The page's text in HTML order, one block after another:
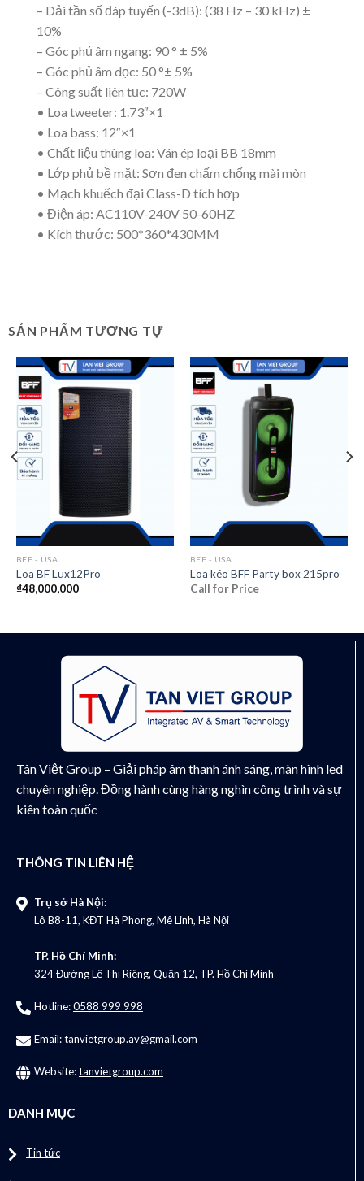
– Dải tần số đáp tuyến (-3dB): (38 Hz – 30 kHz) ±
10%
– Góc phủ âm ngang: 90 ° ± 5%
– Góc phủ âm dọc: 50 °± 5%
– Công suất liên tục: 720W
• Loa tweeter: 1.73″×1
• Loa bass: 12″×1
• Chất liệu thùng loa: Ván ép loại BB 18mm
• Lớp phủ bề mặt: Sơn đen chấm chống mài mòn
• Mạch khuếch đại Class-D tích hợp
• Điện áp: AC110V-240V 50-60HZ
• Kích thước: 500*360*430MM
SẢN PHẨM TƯƠNG TỰ
BFF - USA
Loa BF Lux12Pro
₫48,000,000
BFF - USA
Loa kéo BFF Party box 215pro
Call for Price
Tân Việt Group – Giải pháp âm thanh ánh sáng, màn hình led
chuyên nghiệp. Đồng hành cùng hàng nghìn công trình và sự
kiên toàn quốc
THÔNG TIN LIÊN HỆ
Trụ sở Hà Nội:
Lô B8-11, KĐT Hà Phong, Mê Linh, Hà Nội
TP. Hồ Chí Minh:
324 Đường Lê Thị Riêng, Quận 12, TP. Hồ Chí Minh
Hotline:0588 999 998
Email:tanvietgroup.av@gmail.com
Website:tanvietgroup.com
DANH MỤC
Tin tức